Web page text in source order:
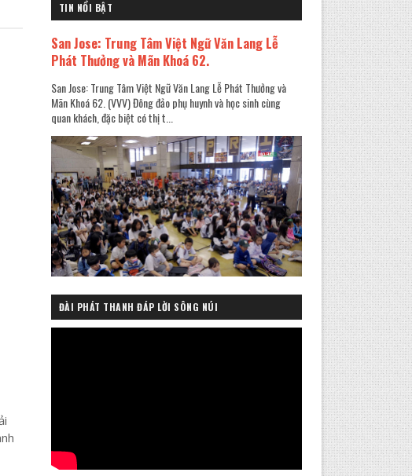
TIN NỔI BẬT
San Jose: Trung Tâm Việt Ngữ Văn Lang Lễ
Phát Thưởng và Mãn Khoá 62.
San Jose: Trung Tâm Việt Ngữ Văn Lang Lễ Phát Thưởng và
Mãn Khoá 62. (VVV) Đông đảo phụ huynh và học sinh cùng
quan khách, đặc biệt có thị t...
ĐÀI PHÁT THANH ĐÁP LỜI SÔNG NÚI